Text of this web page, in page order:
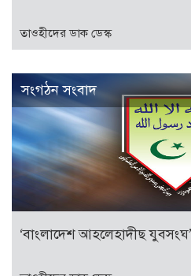
তাওহীদের ডাক ডেস্ক
সংগঠন সংবাদ
‘বাংলাদেশ আহলেহাদীছ